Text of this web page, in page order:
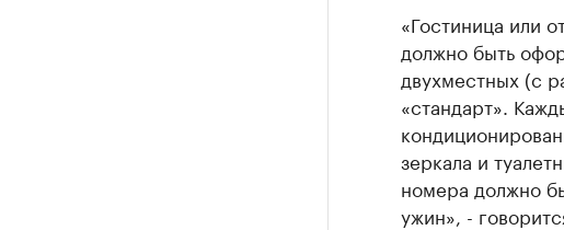
«Гостиница или
должно быть
двухместных (с
«стандарт».
зеркала и
номера должно
ужин», -